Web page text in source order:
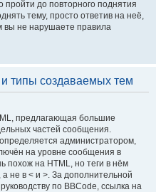
до повторного поднятия
тему, просто ответив на неё,
вы не нарушаете правила
типы создаваемых тем
предлагающая большие
частей сообщения.
администратором,
на уровне сообщения в
похож на HTML, но теги в нём
не в < и >. За дополнительной
по BBCode, ссылка на